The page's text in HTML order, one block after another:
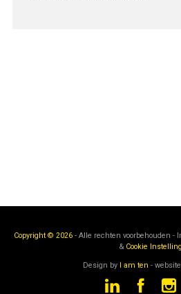
Copyright © 2026 - Alle rechten voorbehouden -
& Cookie
Design by I am ten -